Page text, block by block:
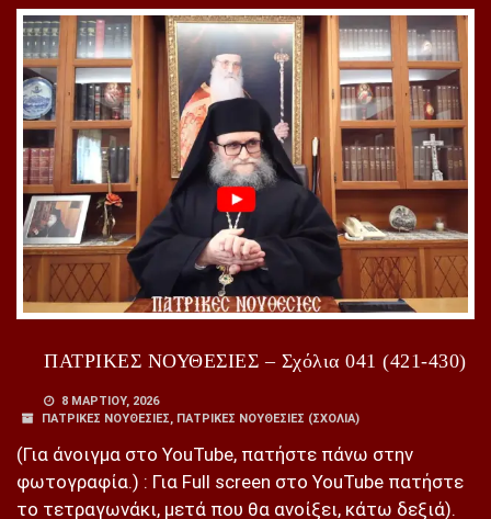
ΠΑΤΡΙΚΕΣ ΝΟΥΘΕΣΙΕΣ – Σχόλια 041 (421-430)
8 ΜΑΡΤΊΟΥ, 2026
ΠΑΤΡΙΚΕΣ ΝΟΥΘΕΣΙΕΣ, ΠΑΤΡΙΚΕΣ ΝΟΥΘΕΣΙΕΣ (ΣΧΌΛΙΑ)
(Για άνοιγμα στο YouTube, πατήστε πάνω στην
φωτογραφία.) : Για Full screen στο YouTube πατήστε
το τετραγωνάκι, μετά που θα ανοίξει, κάτω δεξιά).